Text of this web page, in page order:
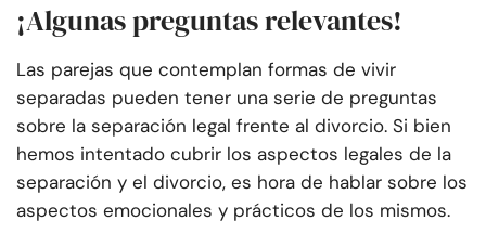
¡Algunas preguntas relevantes!
Las parejas que contemplan formas de vivir
separadas pueden tener una serie de preguntas
sobre la separación legal frente al divorcio. Si bien
hemos intentado cubrir los aspectos legales de la
separación y el divorcio, es hora de hablar sobre los
aspectos emocionales y prácticos de los mismos.